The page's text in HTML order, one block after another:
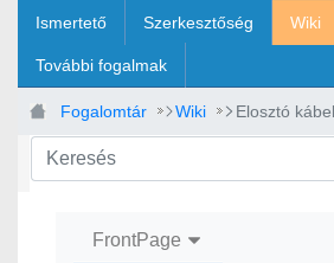
Ismertető Szerkesztőség Wiki
További fogalmak
Fogalomtár Wiki Elosztó kábel
FrontPage